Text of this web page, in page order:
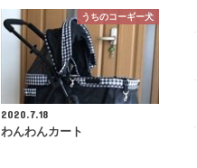
うちのコーギー犬
2020.7.18
わんわんカート